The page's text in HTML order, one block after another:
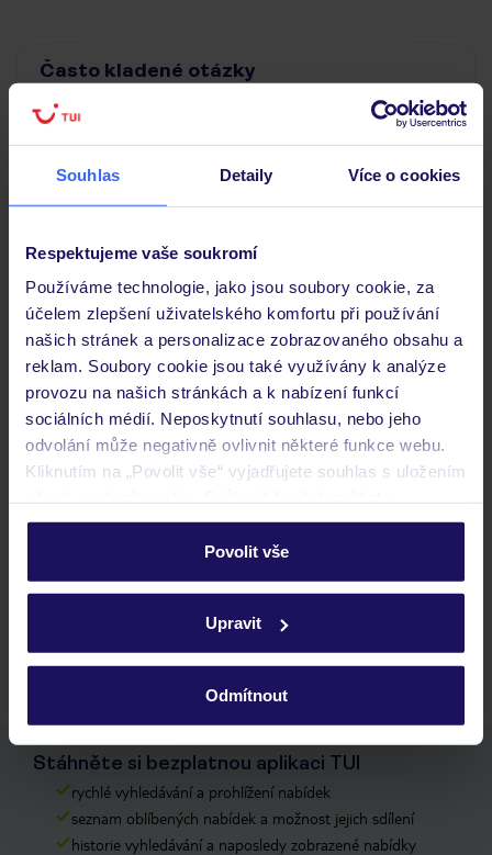
Souhlas Detaily Více o cookies
Respektujeme vaše soukromí
Používáme technologie, jako jsou soubory cookie, za
účelem zlepšení uživatelského komfortu při používání
našich stránek a personalizace zobrazovaného obsahu a
reklam. Soubory cookie jsou také využívány k analýze
provozu na našich stránkách a k nabízení funkcí
sociálních médií. Neposkytnutí souhlasu, nebo jeho
odvolání může negativně ovlivnit některé funkce webu.
Kliknutím na „Povolit vše“ vyjadřujete souhlas s uložením
personalizovat v sekci „Personalizace“.
Podrobné informace o souborech cookie naleznete v
ochrany osobních údajů.
Povolit vše
Upravit
Odmítnout
Často kladené otázky
Jaké doklady jsou potřebné při cestování?
Zobrazit další
Objevte další hotely v okolí
ZÁLOHA 5 % ZIMA 2026/27
SLEVY PRO DĚTI
BESTSELLER
SIDE-COLAKLI
Stáhněte si bezplatnou aplikaci TUI
rychlé vyhledávání a prohlížení nabídek
seznam oblíbených nabídek a možnost jejich sdílení
historie vyhledávání a naposledy zobrazené nabídky